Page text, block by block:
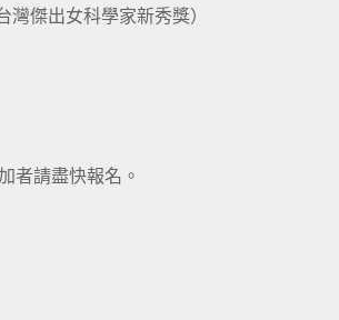
傑出女科學家新秀獎）
者請盡快報名。